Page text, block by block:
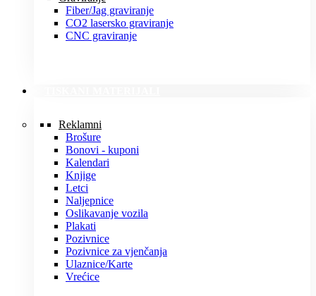
Fiber/Jag graviranje
CO2 lasersko graviranje
CNC graviranje
Reklamni
Brošure
Bonovi - kuponi
Kalendari
Knjige
Letci
Naljepnice
Oslikavanje vozila
Plakati
Pozivnice
Pozivnice za vjenčanja
Ulaznice/Karte
Vrećice